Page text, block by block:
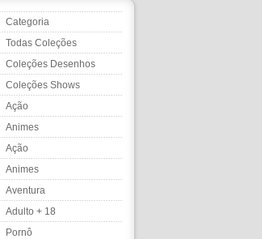
Categoria
Todas Coleções
Coleções Desenhos
Coleções Shows
Ação
Animes
Ação
Animes
Aventura
Adulto + 18
Pornô